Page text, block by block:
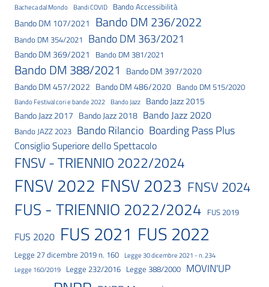
Bacheca dal Mondo Bandi COVID Bando Accessibilità
Bando DM 107/2021 Bando DM 236/2022
Bando DM 354/2021 Bando DM 363/2021
Bando DM 369/2021 Bando DM 381/2021
Bando DM 388/2021 Bando DM 397/2020
Bando DM 457/2022 Bando DM 486/2020 Bando DM 515/2020
Bando Festival cori e bande 2022 Bando Jazz
Bando Jazz 2015
Bando Jazz 2017 Bando Jazz 2018 Bando Jazz 2020
Bando JAZZ 2023 Bando Rilancio Boarding Pass Plus
Consiglio Superiore dello Spettacolo
FNSV - TRIENNIO 2022/2024
FNSV 2022 FNSV 2023 FNSV 2024
FUS - TRIENNIO 2022/2024 FUS 2019
FUS 2020 FUS 2021 FUS 2022
Legge 27 dicembre 2019 n. 160
Legge 30 dicembre 2021 - n. 234
Legge 160/2019
Legge 232/2016 Legge 388/2000 MOVIN'UP